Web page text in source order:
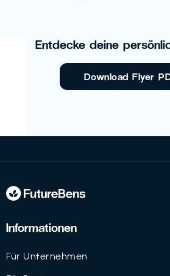
Entdecke deine
Download Flyer
Informationen
Für Unternehmen